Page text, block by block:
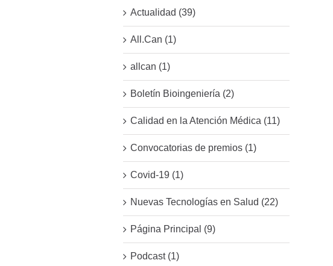
Actualidad (39)
All.Can (1)
allcan (1)
Boletín Bioingeniería (2)
Calidad en la Atención Médica (11)
Convocatorias de premios (1)
Covid-19 (1)
Nuevas Tecnologías en Salud (22)
Página Principal (9)
Podcast (1)